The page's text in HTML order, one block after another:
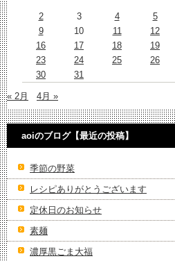
2
3 4 5
9
10 11 12
16
17 18 19
23
24 25 26
30
31
« 2月 4月 »
aoiのブログ【最近の投稿】
季節の野菜
レシピありがとうございます
定休日のお知らせ
素麺
濃厚黒ごま大福